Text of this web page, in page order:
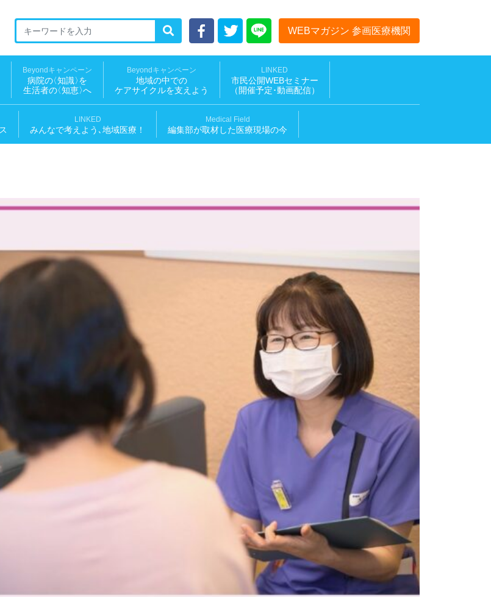
シャルNEWS
WEBマガジン 参画医療機関
Beyondキャンペーン
病院の〈知識〉を
生活者の〈知恵〉へ
Beyondキャンペーン
地域の中での
ケアサイクルを支えよう
LINKED
市民公開WEBセミナー
（開催予定･動画配信）
LINKED
みんなで考えよう､地域医療！
Medical Field
編集部が取材した医療現場の今